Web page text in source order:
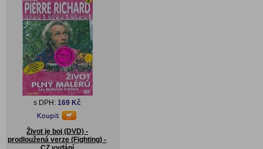
s DPH: 169 Kč
Život je boj (DVD) -
prodloužená verze (Fighting) -